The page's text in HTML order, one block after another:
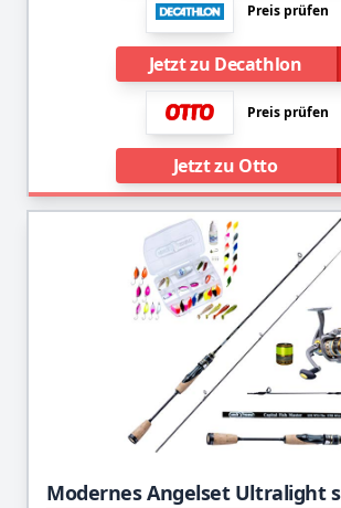
Preis prüfen
Jetzt zu Decathlon
Preis prüfen
Jetzt zu Otto